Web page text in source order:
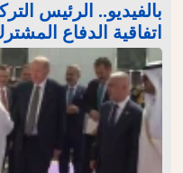
بالفيديو.. الرئيس
اتفاقية الدفاع